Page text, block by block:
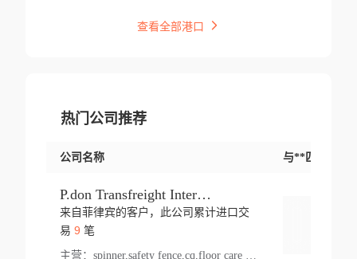
查看全部港口
热门公司推荐
公司名称 与**匹配交易
P.don Transfreight International
来自菲律宾的客户，此公司累计进口交
易 9 笔
主营：